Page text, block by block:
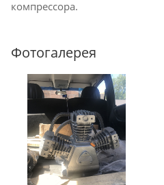
компрессора.
Фотогалерея